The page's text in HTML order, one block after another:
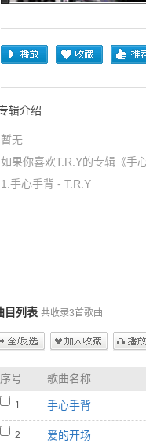
辑介绍
暂无
如果你喜欢T.R.Y的专辑《手
1.手心手背 - T.R.Y
https://www.5nd.com/ting/
目列表 共收录3首歌曲
序号 歌曲名称
1 手心手背
2
爱的开场